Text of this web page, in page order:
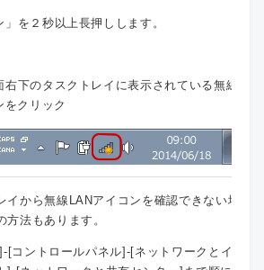
」を２秒以上長押しします。
右下のタスクトレイに表示されている無線
をクリック
イから無線LANアイコンを確認できない場
方法もあります。
[コントロールパネル]-[ネットワークとイン